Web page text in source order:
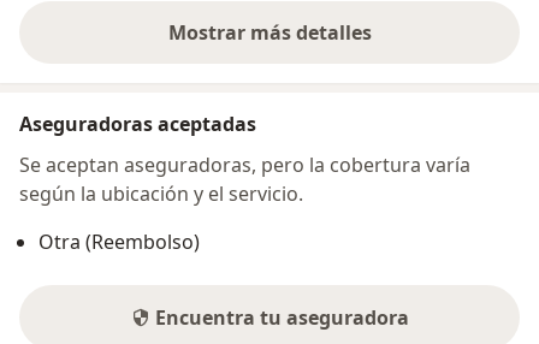
Mostrar más detalles
sobre la dirección
Aseguradoras aceptadas
Se aceptan aseguradoras, pero la cobertura varía
según la ubicación y el servicio.
Otra (Reembolso)
Encuentra tu aseguradora